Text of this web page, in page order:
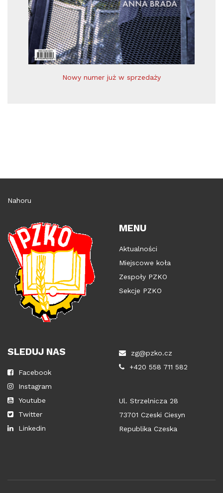
Nowy numer już w sprzedaży
Nahoru
MENU
Aktualności
Miejscowe koła
Zespoły PZKO
Sekcje PZKO
SLEDUJ NAS
Facebook
Instagram
Youtube
Twitter
Linkedin
zg@pzko.cz
+420 558 711 582
Ul. Strzelnicza 28
73701 Czeski Ciesyn
Republika Czeska